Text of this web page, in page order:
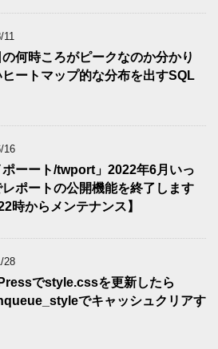
11
何時ころがピークなのか分かり
ートマップ的な分布を出すSQL
16
ポーート/twport」2022年6月いっ
レポートの公開機能を終了します
時からメンテナンス】
28
でstyle.cssを更新したら
でキャッシュクリアす